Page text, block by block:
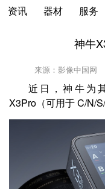
资讯 器材 服务
神牛
来源：影像中国网
近日，神牛为
X3Pro（可用于 C/N/